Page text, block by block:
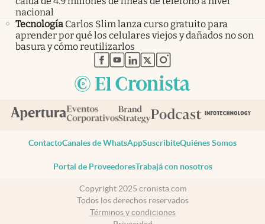
nacional
Tecnología Carlos Slim lanza curso gratuito para
aprender por qué los celulares viejos y dañados no son
basura y cómo reutilizarlos
abre en nueva pestaña
abre en nueva pestaña
abre en nueva pestaña
abre en nueva pestaña
abre en nueva pestaña
ContactoCanales de WhatsAppSuscribiteQuiénes Somos
Portal de ProveedoresTrabajá con nosotros
Copyright 2025 cronista.com
Todos los derechos reservados
Términos y condiciones